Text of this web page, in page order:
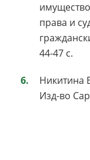
права и
44-47 с.
Никитина
Изд-во